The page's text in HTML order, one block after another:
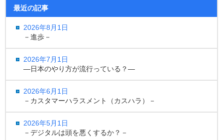
最近の記事
2026年8月1日
－進歩－
2026年7月1日
―日本のやり方が流行っている？―
2026年6月1日
－カスタマーハラスメント（カスハラ）－
2026年5月1日
－デジタルは頭を悪くするか？－